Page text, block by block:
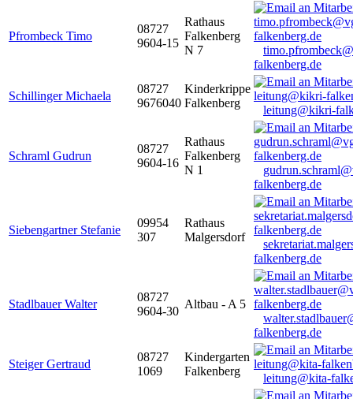
Pfrombeck Timo
08727
9604-15
Rathaus
Falkenberg
N 7
falkenberg.de
Schillinger Michaela
08727
9676040
Kinderkrippe
Falkenberg
leitung@kikri-
Schraml Gudrun
08727
9604-16
Rathaus
Falkenberg
N 1
falkenberg.de
Siebengartner Stefanie
09954
307
Rathaus
Malgersdorf
falkenberg.de
Stadlbauer Walter
08727
9604-30
Altbau - A 5
falkenberg.de
Steiger Gertraud
08727
1069
Kindergarten
Falkenberg
leitung@kita-